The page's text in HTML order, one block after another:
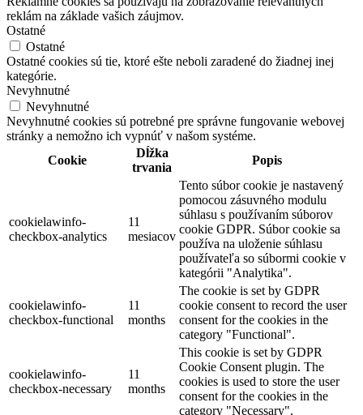
reklám na základe vašich záujmov.
Ostatné
Ostatné
Ostatné cookies sú tie, ktoré ešte neboli zaradené do žiadnej inej
kategórie.
Nevyhnutné
Nevyhnutné
Nevyhnutné cookies sú potrebné pre správne fungovanie webovej
stránky a nemožno ich vypnúť v našom systéme.
Cookie
Dĺžka
trvania
Popis
cookielawinfo-
checkbox-analytics
11
mesiacov
Tento súbor cookie je nastavený
pomocou zásuvného modulu
súhlasu s používaním súborov
cookie GDPR. Súbor cookie sa
používa na uloženie súhlasu
používateľa so súbormi cookie v
kategórii "Analytika".
cookielawinfo-
checkbox-functional
11
months
The cookie is set by GDPR
cookie consent to record the user
consent for the cookies in the
category "Functional".
cookielawinfo-
checkbox-necessary
11
months
This cookie is set by GDPR
Cookie Consent plugin. The
cookies is used to store the user
consent for the cookies in the
category "Necessary".